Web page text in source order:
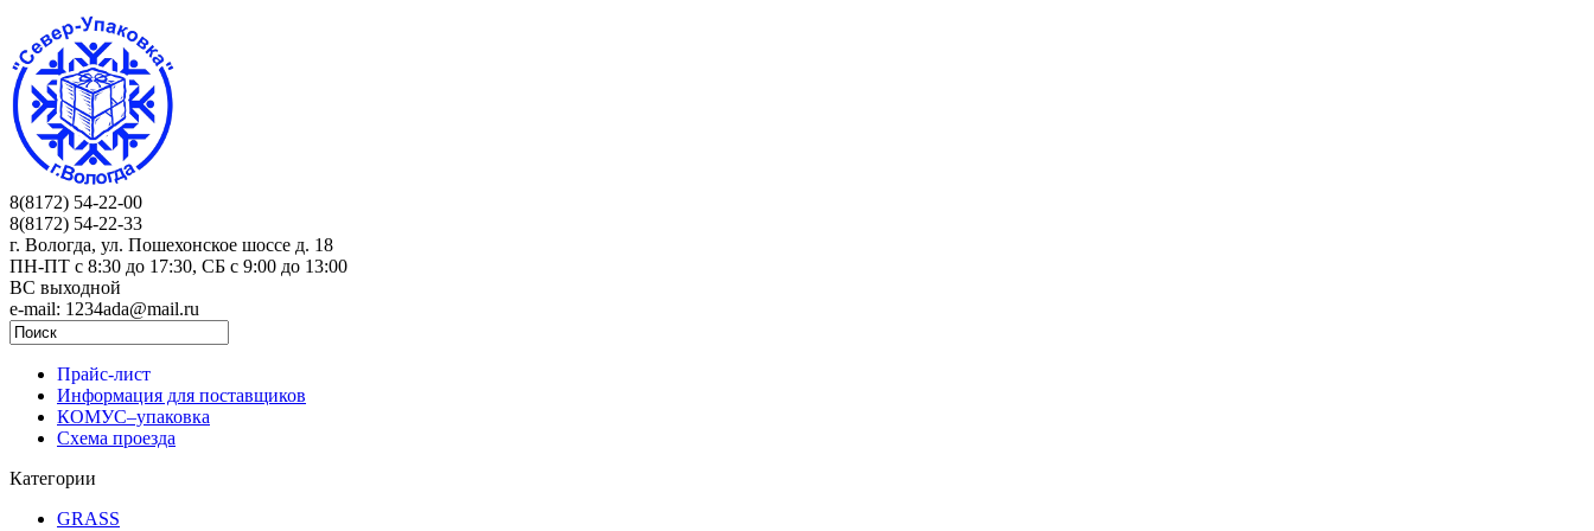
8(8172) 54-22-00
8(8172) 54-22-33
г. Вологда, ул. Пошехонское шоссе д. 18
ПН-ПТ c 8:30 до 17:30, СБ с 9:00 до 13:00
ВС выходной
e-mail: 1234ada@mail.ru
Прайс-лист
Информация для поставщиков
КОМУС–упаковка
Схема проезда
Категории
GRASS